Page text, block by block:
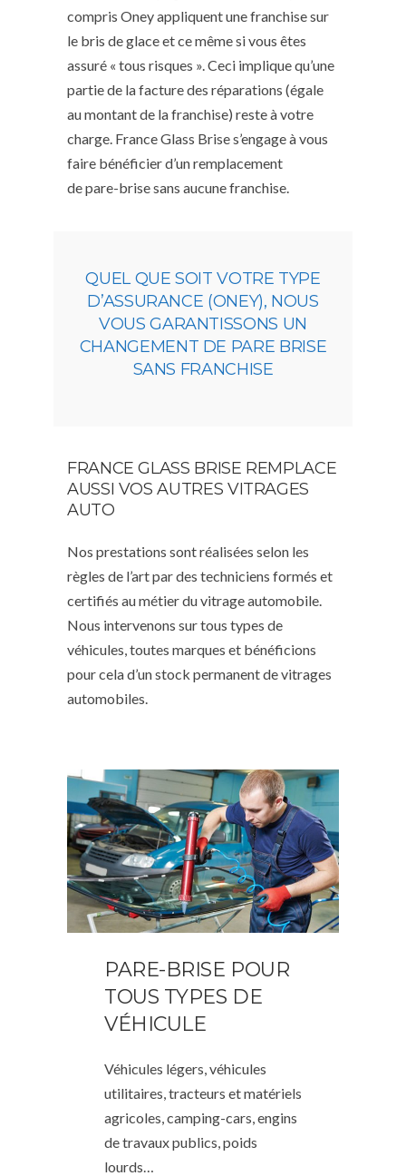
compris Oney appliquent une franchise sur
le bris de glace et ce même si vous êtes
assuré « tous risques ». Ceci implique qu’une
partie de la facture des réparations (égale
au montant de la franchise) reste à votre
charge. France Glass Brise s’engage à vous
faire bénéficier d’un remplacement
de pare-brise sans aucune franchise.
QUEL QUE SOIT VOTRE TYPE
D’ASSURANCE (ONEY), NOUS
VOUS GARANTISSONS UN
CHANGEMENT DE PARE BRISE
SANS FRANCHISE
FRANCE GLASS BRISE REMPLACE
AUSSI VOS AUTRES VITRAGES
AUTO
Nos prestations sont réalisées selon les
règles de l’art par des techniciens formés et
certifiés au métier du vitrage automobile.
Nous intervenons sur tous types de
véhicules, toutes marques et bénéficions
pour cela d’un stock permanent de vitrages
automobiles.
PARE-BRISE POUR
TOUS TYPES DE
VÉHICULE
Véhicules légers, véhicules
utilitaires, tracteurs et matériels
agricoles, camping-cars, engins
de travaux publics, poids
lourds…